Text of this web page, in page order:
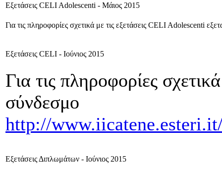
Εξετάσεις CELI Adolescenti - Μάιος 2015
Για τις πληροφορίες σχετικά με τις εξετάσεις CELI Adolescenti
Εξετάσεις CELI - Ιούνιος 2015
Για τις πληροφορίες
σύνδεσμο
http://
Εξετάσεις Διπλωμάτων - Ιούνιος 2015